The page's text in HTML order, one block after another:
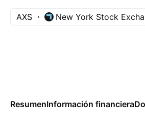
AXS New York Stock
ResumenInformación financiera